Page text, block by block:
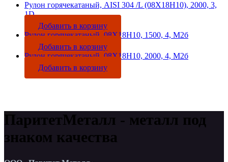
Рулон горячекатаный, AISI 304 /L (08Х18Н10), 2000, 3,
1D
Добавить в корзину
Рулон горячекатаный, 08Х18Н10, 1500, 4, М2б
Добавить в корзину
Рулон горячекатаный, 08Х18Н10, 2000, 4, М2б
Добавить в корзину
ПаритетМеталл - металл под
знаком качества